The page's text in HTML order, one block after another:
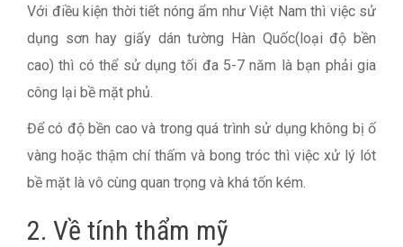
Với điều kiện thời tiết nóng ẩm như Việt Nam thì việc sử
dụng sơn hay giấy dán tường Hàn Quốc(loại độ bền
cao) thì có thể sử dụng tối đa 5-7 năm là bạn phải gia
công lại bề mặt phủ.
Để có độ bền cao và trong quá trình sử dụng không bị ố
vàng hoặc thậm chí thấm và bong tróc thì việc xử lý lót
bề mặt là vô cùng quan trọng và khá tốn kém.
2. Về tính thẩm mỹ